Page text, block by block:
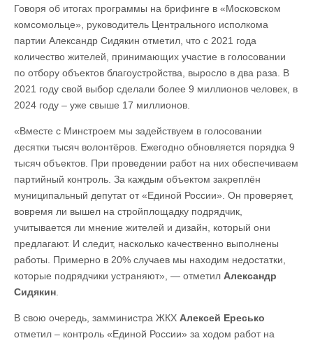
Говоря об итогах программы на брифинге в «Московском
комсомольце», руководитель Центрального исполкома
партии Александр Сидякин отметил, что с 2021 года
количество жителей, принимающих участие в голосовании
по отбору объектов благоустройства, выросло в два раза. В
2021 году свой выбор сделали более 9 миллионов человек, в
2024 году – уже свыше 17 миллионов.
«Вместе с Минстроем мы задействуем в голосовании
десятки тысяч волонтёров. Ежегодно обновляется порядка 9
тысяч объектов. При проведении работ на них обеспечиваем
партийный контроль. За каждым объектом закреплён
муниципальный депутат от «Единой России». Он проверяет,
вовремя ли вышел на стройплощадку подрядчик,
учитывается ли мнение жителей и дизайн, который они
предлагают. И следит, насколько качественно выполнены
работы. Примерно в 20% случаев мы находим недостатки,
которые подрядчики устраняют», — отметил Александр
Сидякин
В свою очередь, замминистра ЖКХ Алексей Ересько
отметил – контроль «Единой России» за ходом работ на